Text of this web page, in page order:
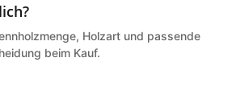
Holzart und passende
beim Kauf.